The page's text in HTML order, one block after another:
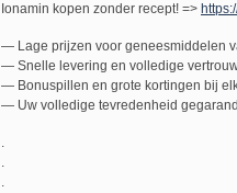
Ionamin kopen zonder recept! =>
— Lage prijzen voor geneesmiddelen
— Snelle levering en volledige
— Bonuspillen en grote kortingen bij
— Uw volledige tevredenheid
.
.
.